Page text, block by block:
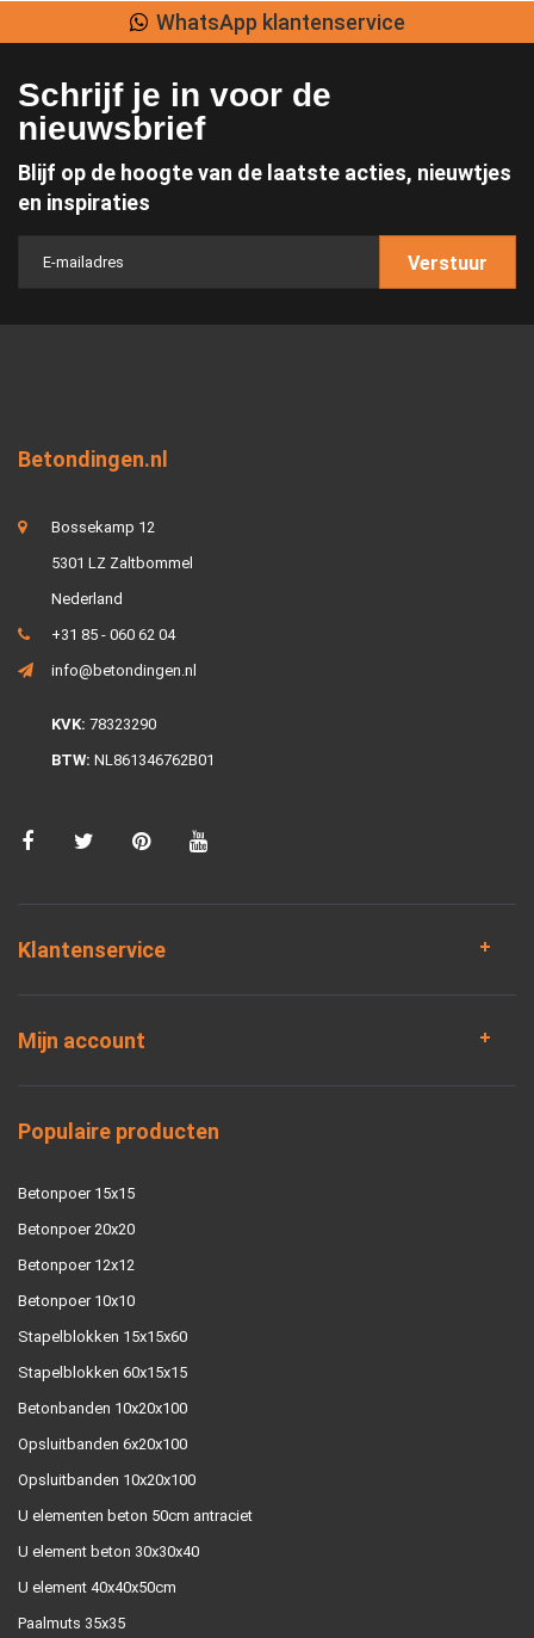
WhatsApp klantenservice
Schrijf je in voor de
nieuwsbrief
Blijf op de hoogte van de laatste acties, nieuwtjes
en inspiraties
Verstuur
Betondingen.nl
Bossekamp 12
5301 LZ Zaltbommel
Nederland
+31 85 - 060 62 04
info@betondingen.nl
KVK: 78323290
BTW: NL861346762B01
Klantenservice
Mijn account
Populaire producten
Betonpoer 15x15
Betonpoer 20x20
Betonpoer 12x12
Betonpoer 10x10
Stapelblokken 15x15x60
Stapelblokken 60x15x15
Betonbanden 10x20x100
Opsluitbanden 6x20x100
Opsluitbanden 10x20x100
U elementen beton 50cm antraciet
U element beton 30x30x40
U element 40x40x50cm
Paalmuts 35x35